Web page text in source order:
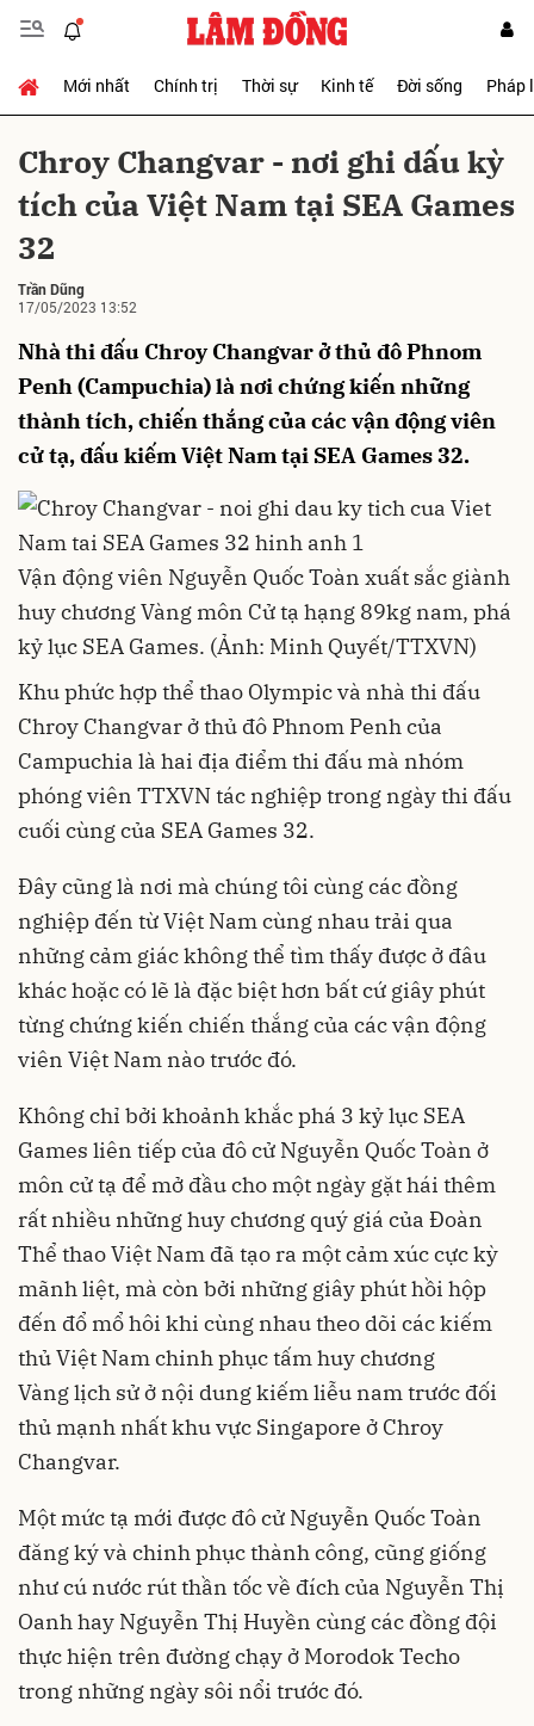
Mới nhất Chính trị Thời sự Kinh tế Đời sống Pháp
Chroy Changvar - nơi ghi dấu kỳ
tích của Việt Nam tại SEA Games
32
Trần Dũng
17/05/2023 13:52
Nhà thi đấu Chroy Changvar ở thủ đô Phnom
Penh (Campuchia) là nơi chứng kiến những
thành tích, chiến thắng của các vận động viên
cử tạ, đấu kiếm Việt Nam tại SEA Games 32.
Vận động viên Nguyễn Quốc Toàn xuất sắc giành
huy chương Vàng môn Cử tạ hạng 89kg nam, phá
kỷ lục SEA Games. (Ảnh: Minh Quyết/TTXVN)
Khu phức hợp thể thao Olympic và nhà thi đấu
Chroy Changvar ở thủ đô Phnom Penh của
Campuchia là hai địa điểm thi đấu mà nhóm
phóng viên TTXVN tác nghiệp trong ngày thi đấu
cuối cùng của SEA Games 32.
Đây cũng là nơi mà chúng tôi cùng các đồng
nghiệp đến từ Việt Nam cùng nhau trải qua
những cảm giác không thể tìm thấy được ở đâu
khác hoặc có lẽ là đặc biệt hơn bất cứ giây phút
từng chứng kiến chiến thắng của các vận động
viên Việt Nam nào trước đó.
Không chỉ bởi khoảnh khắc phá 3 kỷ lục SEA
Games liên tiếp của đô cử Nguyễn Quốc Toàn ở
môn cử tạ để mở đầu cho một ngày gặt hái thêm
rất nhiều những huy chương quý giá của Đoàn
Thể thao Việt Nam đã tạo ra một cảm xúc cực kỳ
mãnh liệt, mà còn bởi những giây phút hồi hộp
đến đổ mổ hôi khi cùng nhau theo dõi các kiếm
thủ Việt Nam chinh phục tấm huy chương
Vàng lịch sử ở nội dung kiếm liễu nam trước đối
thủ mạnh nhất khu vực Singapore ở Chroy
Changvar.
Một mức tạ mới được đô cử Nguyễn Quốc Toàn
đăng ký và chinh phục thành công, cũng giống
như cú nước rút thần tốc về đích của Nguyễn Thị
Oanh hay Nguyễn Thị Huyền cùng các đồng đội
thực hiện trên đường chạy ở Morodok Techo
trong những ngày sôi nổi trước đó.
Gửi bình luận
Hủy Gửi